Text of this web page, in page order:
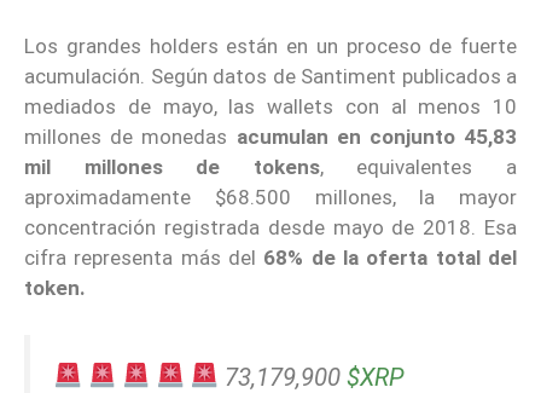
Los grandes holders están en un proceso de fuerte
acumulación. Según datos de Santiment publicados a
mediados de mayo, las wallets con al menos 10
millones de monedas acumulan en conjunto 45,83
mil millones de tokens, equivalentes a
aproximadamente $68.500 millones, la mayor
concentración registrada desde mayo de 2018. Esa
cifra representa más del 68% de la oferta total del
token.
73,179,900$XRP